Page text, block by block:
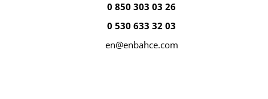
0 850 303 03 26
0 530 633 32 03
en@enbahce.com